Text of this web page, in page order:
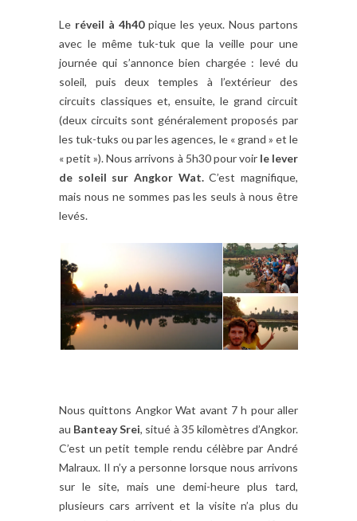
Le réveil à 4h40pique les yeux. Nous partons
avec le même tuk-tuk que la veille pour une
journée qui s’annonce bien chargée : levé du
soleil, puis deux temples à l’extérieur des
circuits classiques et, ensuite, le grand circuit
(deux circuits sont généralement proposés par
les tuk-tuks ou par les agences, le « grand » et le
« petit »). Nous arrivons à 5h30 pour voir le lever
de soleil sur Angkor Wat.C’est magnifique,
mais nous ne sommes pas les seuls à nous être
levés.
Nous quittons Angkor Wat avant 7 h pour aller
au Banteay Srei, situé à 35 kilomètres d’Angkor.
C’est un petit temple rendu célèbre par André
Malraux. Il n’y a personne lorsque nous arrivons
sur le site, mais une demi-heure plus tard,
plusieurs cars arrivent et la visite n’a plus du